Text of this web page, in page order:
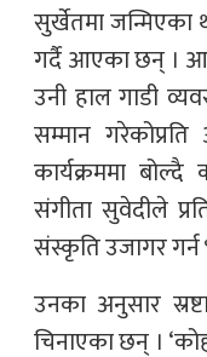
सुर्खेतमा जन्मिएका
गर्दै आएका छन् ।
उनी हाल गाडी
सम्मान
कार्यक्रममा
संगीता सुवेदीले
संस्कृति उजागर
उनका अनुसार
चिनाएका छन् ।